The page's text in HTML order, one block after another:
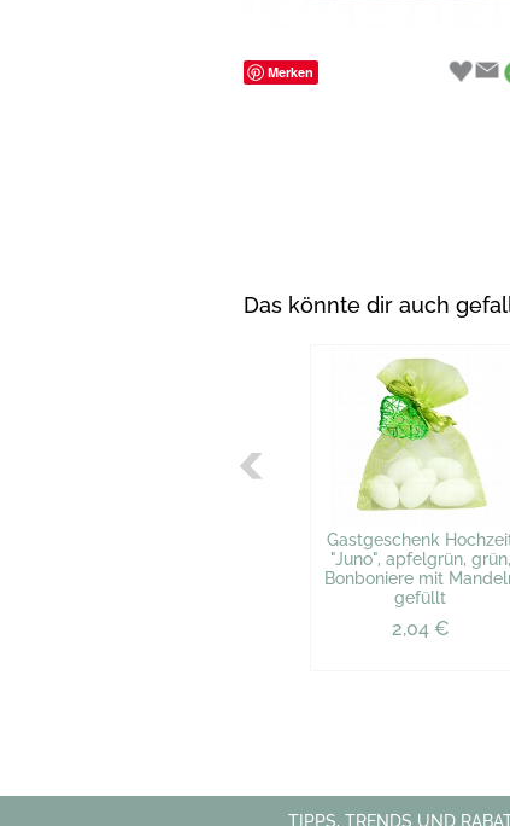
Merken
Das könnte dir auch
Gastgeschenk
"Juno", apfelgrün, grün,
Bonboniere mit
gefüllt
2,04 €
TIPPS, TRENDS UND